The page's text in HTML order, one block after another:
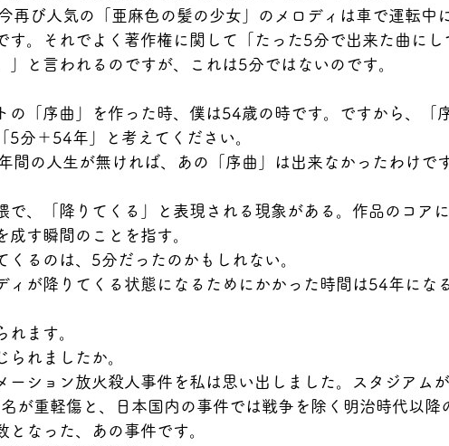
再び人気の「亜麻色の髪の少女」のメロディは車で運転中
す。それでよく著作権に関して「たった5分で出来た曲にし
」と言われるのですが、これは5分ではないのです。
の「序曲」を作った時、僕は54歳の時です。ですから、「
5分＋54年」と考えてください。
間の人生が無ければ、あの「序曲」は出来なかったわけです
で、「降りてくる」と表現される現象がある。作品のコア
成す瞬間のことを指す。
くるのは、5分だったのかもしれない。
ィが降りてくる状態になるためにかかった時間は54年にな
れます。
られましたか。
ーション放火殺人事件を私は思い出しました。スタジアム
が重軽傷と、日本国内の事件では戦争を除く明治時代以降
となった、あの事件です。